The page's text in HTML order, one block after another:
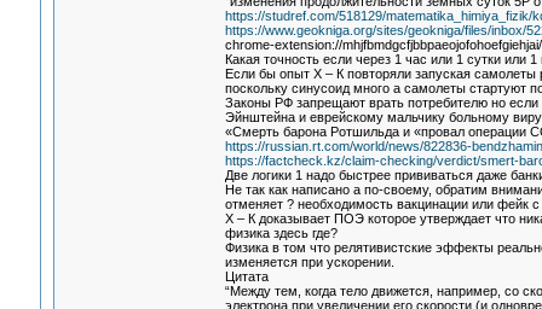
https://studref.com/518129/
https://www.geokniga.org/sites/geokniga/files/inbox/
chrome-extension://
Какая точность если через 1 час или 1 сутки или
Если бы опыт Х – К повторяли запуская самолеты
поскольку синусоид много а самолеты стартуют
Законы РФ запрещают врать потребителю но
Эйнштейна и еврейскому мальчику больному
«Смерть барона Ротшильда и «провал операции
https://russian.rt.com/world/news/822836-
https://factcheck.kz/claim-checking/verdict/smert-
Две логики 1 надо быстрее прививаться даже
Не так как написано а по-своему, обратим
отменяет ? необходимость вакцинации или фейк
Х – К доказывает ПОЭ которое утверждает что
физика здесь где?
Физика в том что релятивистские эффекты
изменяется при ускорении.
Цитата
“Между тем, когда тело движется, например, со
электрона при увеличении его скорости (и